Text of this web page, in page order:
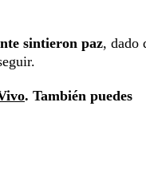
sintieron paz, dado
. También puedes